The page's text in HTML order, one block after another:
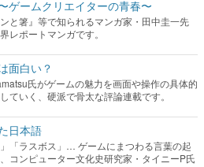
面白い？
氏がゲームの魅力を画面や操作の具体的
ていく、硬派で骨太な評論連載です。
日本語
「ラスボス」… ゲームにまつわる言葉の起
コンピューター文化史研究家・タイニーP氏